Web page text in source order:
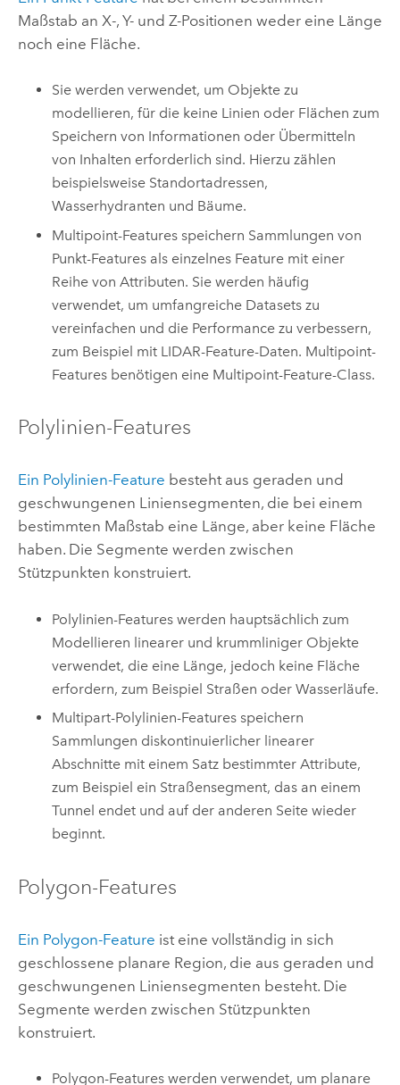
Maßstab an X-, Y- und Z-Positionen weder eine Länge
noch eine Fläche.
Sie werden verwendet, um Objekte zu
modellieren, für die keine Linien oder Flächen zum
Speichern von Informationen oder Übermitteln
von Inhalten erforderlich sind. Hierzu zählen
beispielsweise Standortadressen,
Wasserhydranten und Bäume.
Multipoint-Features speichern Sammlungen von
Punkt-Features als einzelnes Feature mit einer
Reihe von Attributen. Sie werden häufig
verwendet, um umfangreiche Datasets zu
vereinfachen und die Performance zu verbessern,
zum Beispiel mit LIDAR-Feature-Daten. Multipoint-
Features benötigen eine Multipoint-Feature-Class.
Polylinien-Features
Ein Polylinien-Feature besteht aus geraden und
geschwungenen Liniensegmenten, die bei einem
bestimmten Maßstab eine Länge, aber keine Fläche
haben. Die Segmente werden zwischen
Stützpunkten konstruiert.
Polylinien-Features werden hauptsächlich zum
Modellieren linearer und krummliniger Objekte
verwendet, die eine Länge, jedoch keine Fläche
erfordern, zum Beispiel Straßen oder Wasserläufe.
Multipart-Polylinien-Features speichern
Sammlungen diskontinuierlicher linearer
Abschnitte mit einem Satz bestimmter Attribute,
zum Beispiel ein Straßensegment, das an einem
Tunnel endet und auf der anderen Seite wieder
beginnt.
Polygon-Features
Ein Polygon-Feature ist eine vollständig in sich
geschlossene planare Region, die aus geraden und
geschwungenen Liniensegmenten besteht. Die
Segmente werden zwischen Stützpunkten
konstruiert.
Polygon-Features werden verwendet, um planare